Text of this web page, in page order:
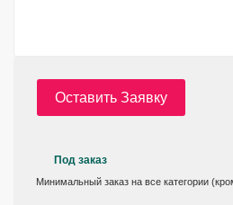
Оставить Заявку
Под заказ
Минимальный заказ на все категории